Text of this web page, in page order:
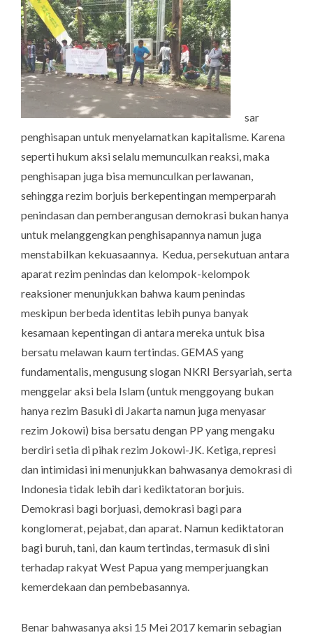
sar
penghisapan untuk menyelamatkan kapitalisme. Karena
seperti hukum aksi selalu memunculkan reaksi, maka
penghisapan juga bisa memunculkan perlawanan,
sehingga rezim borjuis berkepentingan memperparah
penindasan dan pemberangusan demokrasi bukan hanya
untuk melanggengkan penghisapannya namun juga
menstabilkan kekuasaannya. Kedua, persekutuan antara
aparat rezim penindas dan kelompok-kelompok
reaksioner menunjukkan bahwa kaum penindas
meskipun berbeda identitas lebih punya banyak
kesamaan kepentingan di antara mereka untuk bisa
bersatu melawan kaum tertindas. GEMAS yang
fundamentalis, mengusung slogan NKRI Bersyariah, serta
menggelar aksi bela Islam (untuk menggoyang bukan
hanya rezim Basuki di Jakarta namun juga menyasar
rezim Jokowi) bisa bersatu dengan PP yang mengaku
berdiri setia di pihak rezim Jokowi-JK. Ketiga, represi
dan intimidasi ini menunjukkan bahwasanya demokrasi di
Indonesia tidak lebih dari kediktatoran borjuis.
Demokrasi bagi borjuasi, demokrasi bagi para
konglomerat, pejabat, dan aparat. Namun kediktatoran
bagi buruh, tani, dan kaum tertindas, termasuk di sini
terhadap rakyat West Papua yang memperjuangkan
kemerdekaan dan pembebasannya.
Benar bahwasanya aksi 15 Mei 2017 kemarin sebagian